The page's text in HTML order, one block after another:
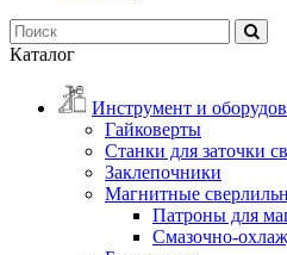
Каталог
Инструмент и
Гайковерты
Станки для заточки
Заклепочники
Магнитные
Патроны для
Смазочно-